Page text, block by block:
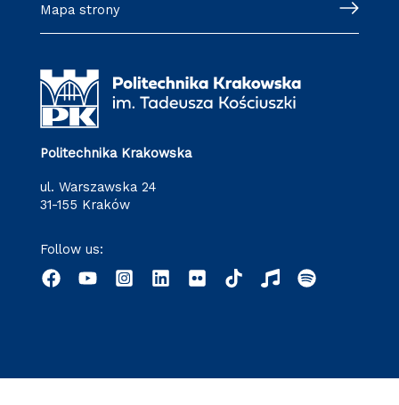
Mapa strony
Politechnika Krakowska
ul. Warszawska 24
31-155 Kraków
Follow us: